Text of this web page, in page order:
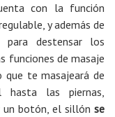
con la función
y además de
para destensar los
funciones de masaje
te masajeará de
hasta las piernas,
un botón, el sillón se